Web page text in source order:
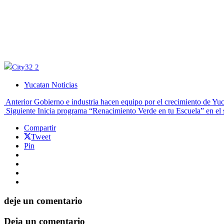
Yucatan Noticias
Anterior Gobierno e industria hacen equipo por el crecimiento de
Siguiente Inicia programa “Renacimiento Verde en tu Escuela” en el
Compartir
Tweet
Pin
deje un comentario
Deja un comentario